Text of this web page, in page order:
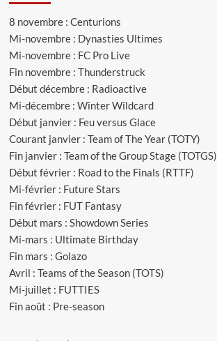
8 novembre : Centurions
Mi-novembre : Dynasties Ultimes
Mi-novembre : FC Pro Live
Fin novembre : Thunderstruck
Début décembre : Radioactive
Mi-décembre : Winter Wildcard
Début janvier : Feu versus Glace
Courant janvier : Team of The Year (TOTY)
Fin janvier : Team of the Group Stage (TOTGS)
Début février : Road to the Finals (RTTF)
Mi-février : Future Stars
Fin février : FUT Fantasy
Début mars : Showdown Series
Mi-mars : Ultimate Birthday
Fin mars : Golazo
Avril : Teams of the Season (TOTS)
Mi-juillet : FUTTIES
Fin août : Pre-season